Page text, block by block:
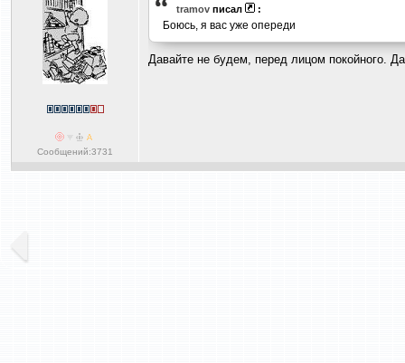
Сообщений:3731
tramov писал :
Боюсь, я вас уже опереди
Давайте не будем, перед лицом покойного.